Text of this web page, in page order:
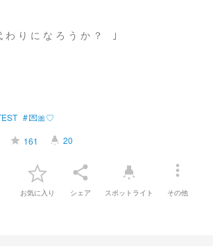
り に な ろ う か ？ ｣
#💌🎀♡
grade 161 highlight 20
お気に入り
share
シェア
highlight
スポットライト
more_vert
その他